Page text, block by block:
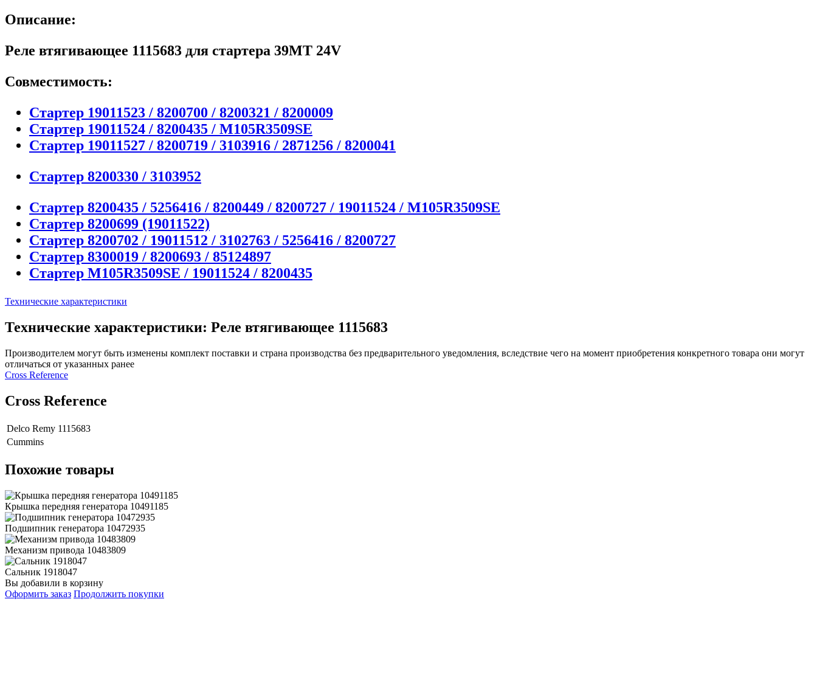
Описание:
Реле втягивающее 1115683 для стартера 39МТ 24V
Совместимость:
Стартер 19011523 / 8200700 / 8200321 / 8200009
Стартер 19011524 / 8200435 / M105R3509SE
Стартер 19011527 / 8200719 / 3103916 / 2871256 / 8200041
Стартер 8200330 / 3103952
Стартер 8200435 / 5256416 / 8200449 / 8200727 / 19011524 / M105R3509SE
Стартер 8200699 (19011522)
Стартер 8200702 / 19011512 / 3102763 / 5256416 / 8200727
Стартер 8300019 / 8200693 / 85124897
Стартер M105R3509SE / 19011524 / 8200435
Технические характеристики
Технические характеристики: Реле втягивающее 1115683
Производителем могут быть изменены комплект поставки и страна производства без предварительного уведомления, вследствие чего на момент приобретения конкретного товара они могут
отличаться от указанных ранее
Сross Reference
Сross Reference
Delco Remy 1115683
Cummins
Похожие товары
Крышка передняя генератора 10491185
Подшипник генератора 10472935
Механизм привода 10483809
Сальник 1918047
Вы добавили в корзину
Оформить заказ Продолжить покупки